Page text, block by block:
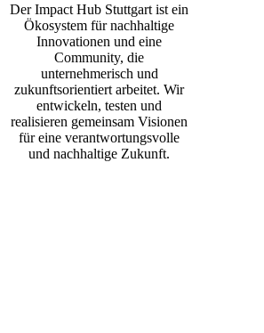
Der Impact Hub Stuttgart ist ein
Ökosystem für nachhaltige
Innovationen und eine
Community, die
unternehmerisch und
zukunftsorientiert arbeitet. Wir
entwickeln, testen und
realisieren gemeinsam Visionen
für eine verantwortungsvolle
und nachhaltige Zukunft.